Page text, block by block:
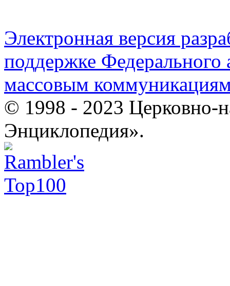
Электронная версия
поддержке Федерального
массовым
© 1998 - 2023 Церковно-
Энциклопедия».